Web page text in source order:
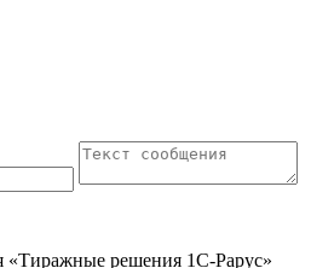
«Тиражные решения 1С-Рарус»